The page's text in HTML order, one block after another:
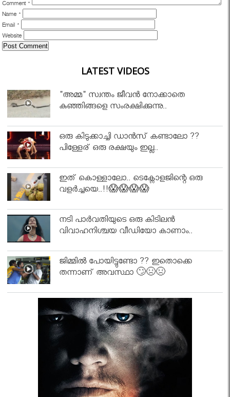
Comment *
Name *
Email *
Website
LATEST VIDEOS
"അമ്മ" സ്വന്തം ജീവൻ നോക്കാതെ
കുഞ്ഞിങ്ങളെ സംരക്ഷിക്കുന്നു..
ഒരു കിടുക്കാച്ചി ഡാൻസ് കണ്ടാലോ ??
പിള്ളേര് ഒരു രക്ഷയും ഇല്ല..
ഇത് കൊള്ളാലോ.. ടെക്നോളജിന്റെ ഒരു
വളർച്ചയെ..!!😱😱😱😱
നടി പാർവതിയുടെ ഒരു കിടിലൻ
വിവാഹനിശ്ചയ വീഡിയോ കാണാം..
ജിമ്മിൽ പോയിട്ടുണ്ടോ ?? ഇതൊക്കെ
തന്നാണ് അവസ്ഥാ 🙄😣😣